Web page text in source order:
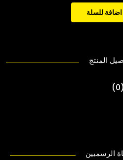
اضافة للسلة
المنتج
الرسميين